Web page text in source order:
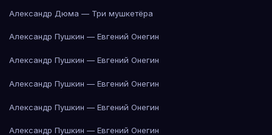
Александр Дюма — Три мушкетёра
Александр Пушкин — Евгений Онегин
Александр Пушкин — Евгений Онегин
Александр Пушкин — Евгений Онегин
Александр Пушкин — Евгений Онегин
Александр Пушкин — Евгений Онегин